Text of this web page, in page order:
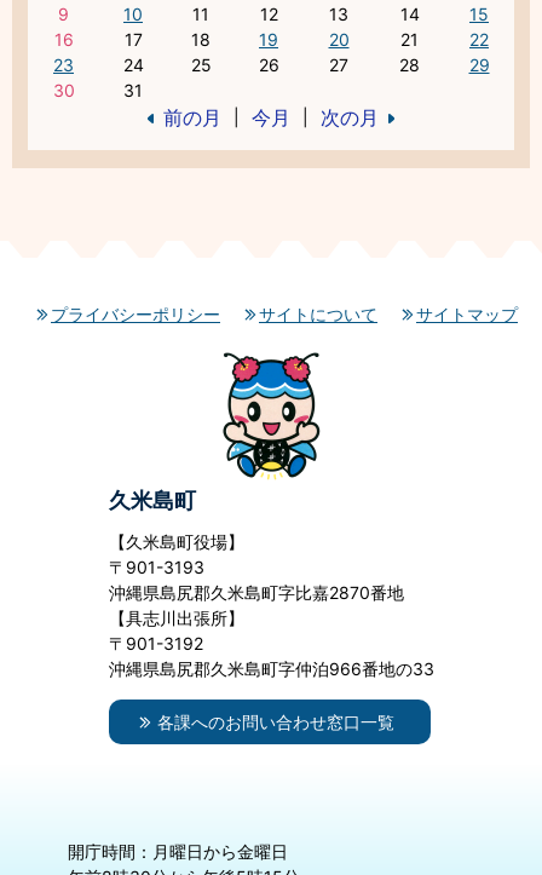
9
10 11 12 13 14
15
16
17 18 19 20 21
22
23
24 25 26 27 28
29
30
31
前の月 今月 次の月
プライバシーポリシー サイトについて サイトマップ
久米島町
【久米島町役場】
〒901-3193
沖縄県島尻郡久米島町字比嘉2870番地
【具志川出張所】
〒901-3192
沖縄県島尻郡久米島町字仲泊966番地の33
各課へのお問い合わせ窓口一覧
開庁時間：月曜日から金曜日